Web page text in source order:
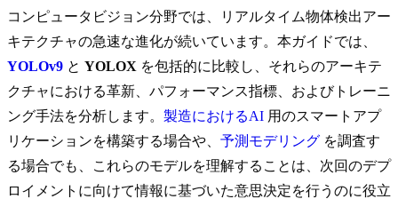
コンピュータビジョン分野では、リアルタイム物体検出アー
キテクチャの急速な進化が続いています。本ガイドでは、
YOLOv9 と YOLOX を包括的に比較し、それらのアーキテ
クチャにおける革新、パフォーマンス指標、およびトレーニ
ング手法を分析します。 製造におけるAI 用のスマートアプ
リケーションを構築する場合や、 予測モデリング を調査す
る場合でも、これらのモデルを理解することは、次回のデプ
ロイメントに向けて情報に基づいた意思決定を行うのに役立